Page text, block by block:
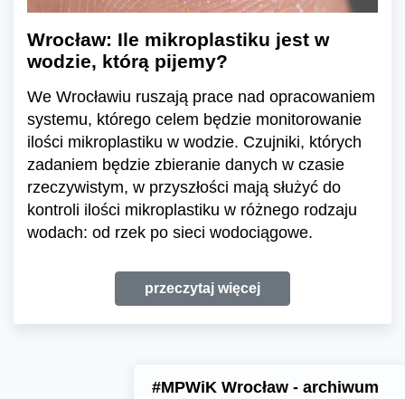
Wrocław: Ile mikroplastiku jest w
wodzie, którą pijemy?
We Wrocławiu ruszają prace nad opracowaniem
systemu, którego celem będzie monitorowanie
ilości mikroplastiku w wodzie. Czujniki, których
zadaniem będzie zbieranie danych w czasie
rzeczywistym, w przyszłości mają służyć do
kontroli ilości mikroplastiku w różnego rodzaju
wodach: od rzek po sieci wodociągowe.
przeczytaj więcej
#MPWiK Wrocław - archiwum